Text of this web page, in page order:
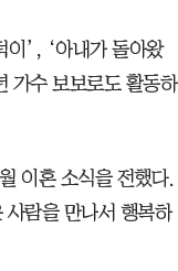
이’, ‘아내가 돌아왔
가수 보보로도 활동하
이혼 소식을 전했다.
람을 만나서 행복하